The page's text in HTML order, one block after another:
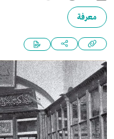
معرفة